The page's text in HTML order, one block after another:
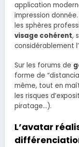
application
impression
les sphères
visage cohérent,
considérablement
Sur les forums de
forme de
même, tout en
les risques
piratage…).
L’avatar